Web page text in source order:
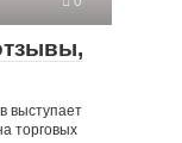
выступает
торговых